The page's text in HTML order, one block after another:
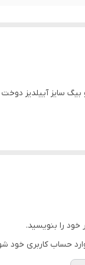
را بنویسید.
حساب کاربری خود